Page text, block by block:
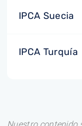
IPCA Suecia
IPCA Turquía